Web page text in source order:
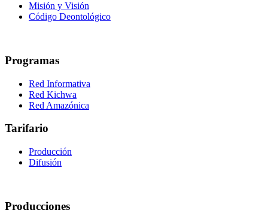
Misión y Visión
Código Deontológico
Programas
Red Informativa
Red Kichwa
Red Amazónica
Tarifario
Producción
Difusión
Producciones